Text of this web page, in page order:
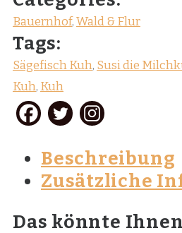
Bauernhof,Wald & Flur
Tags:
Sägefisch Kuh, Susi die
Kuh, Kuh
Beschreibung
Zusätzliche
Das könnte